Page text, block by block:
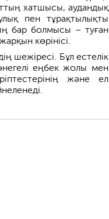
хатшысы, аудандық
пен тұрақтылықты
бар болмысы – туған
көрінісі.
шежіресі. Бұл естелік
еңбек жолы мен
және ел